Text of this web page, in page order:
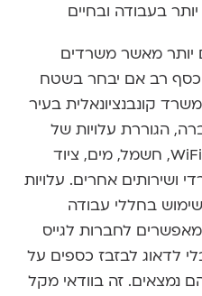
בעבודה ובחיים
יותר מאשר משרדים
כסף רב אם יבחר בשטח
קונבנציונאלית בעיר
הגוררת עלויות של
חוזי שכירות ארוכים, ריהוט, WiFi, חשמל, מים, ציוד
ושירותים אחרים. עלויות
בחללי עבודה
לחברות לגייס
לדאוג לבזבז כספים על
נמצאים. זה בוודאי מקל